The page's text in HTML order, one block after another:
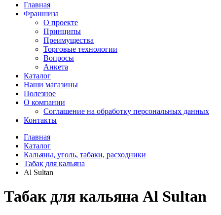
Главная
Франшиза
О проекте
Принципы
Преимущества
Торговые технологии
Вопросы
Анкета
Каталог
Наши магазины
Полезное
О компании
Соглашение на обработку персональных данных
Контакты
Главная
Каталог
Кальяны, уголь, табаки, расходники
Табак для кальяна
Al Sultan
Табак для кальяна Al Sultan